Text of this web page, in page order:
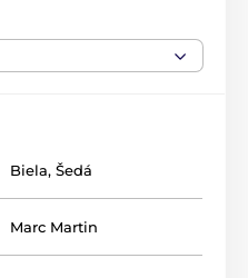
Biela, Šedá
Marc Martin